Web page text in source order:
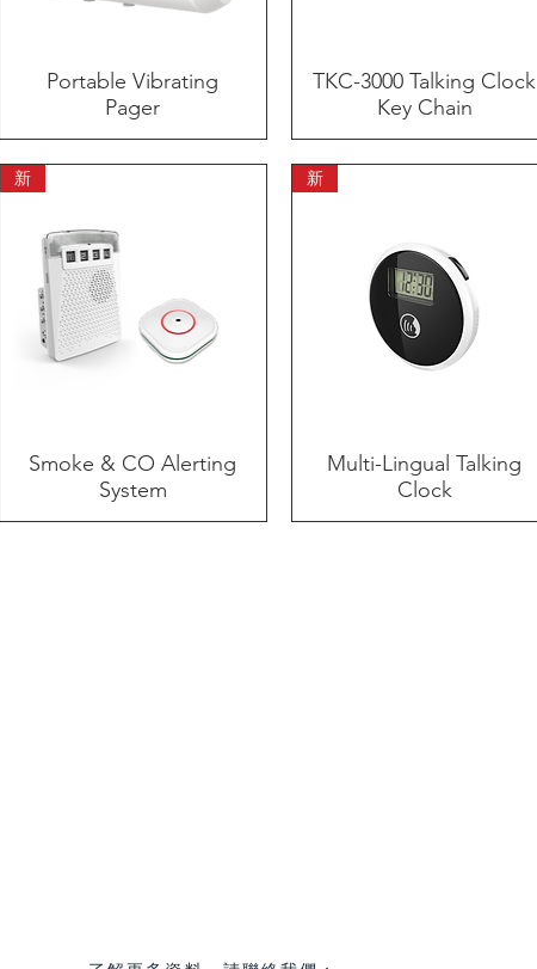
快速瀏覽
Portable Vibrating
Pager
快速瀏覽
TKC-3000 Talking Clock
Key Chain
快速瀏覽
新
Smoke & CO Alerting
System
快速瀏覽
新
Multi-Lingual Talking
Clock